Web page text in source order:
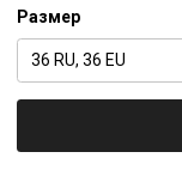
Размер
36 RU, 36 EU